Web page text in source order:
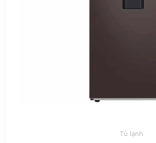
Tủ lạnh